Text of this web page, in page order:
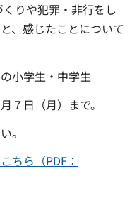
りや犯罪・非行をし
、感じたことについて
小学生・中学生
７日（月）まで。
。
ちら（PDF：